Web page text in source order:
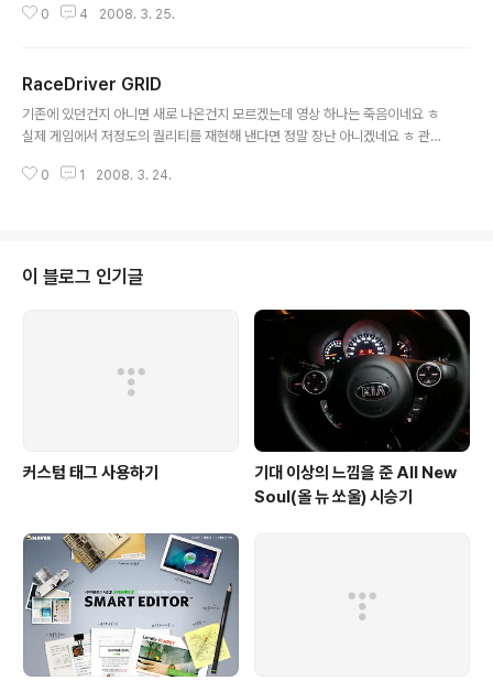
2/25 - [인생이야기/Gossip] - v-day... 2007/08/24
가지게 되더군요 ㅎ 오늘 와보니 아래 사진 속에 보이는 선
물이 있었습니다. 비타민이야 매달 주는 거고... 핸드크림을
주네요 ^^ 저번 달에는 회충약을 주더니... 점점 더 기발해
물이 더 기다려 지는건 참 묘하네요 ㅎㅎ 원래 화장품 잘 안
0 4 2008. 3. 25.
RaceDriver GRID
기존에 있던건지 아니면 새로 나온건지 모르겠는데 영상 하나는 죽음이네요 ㅎ
실제 게임에서 저정도의 퀄리티를 재현해 낸다면 정말 장난 아니겠네요 ㅎ 관련
0 1 2008. 3. 24.
이 블로그 인기글
커스텀 태그 사용하기
기대 이상의 느낌을 준 All New
Soul(올 뉴 쏘울) 시승기